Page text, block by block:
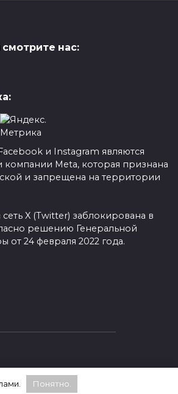
нас:
и Instagram являются
компании Meta, которая признана
и запрещена на территории
X (Twitter) заблокирована в
решению Генеральной
от 24 февраля 2022 года.
Понятно.